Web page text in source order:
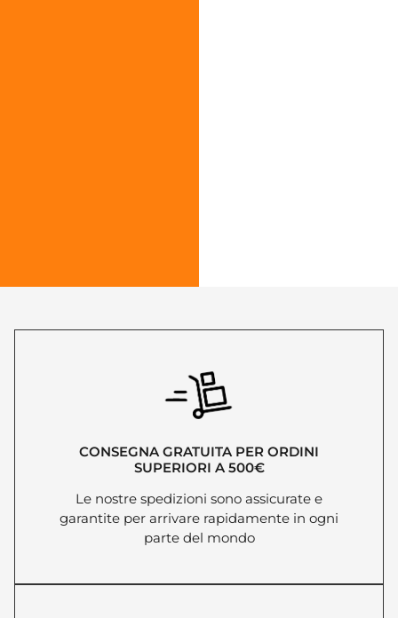
CONSEGNA GRATUITA PER ORDINI
SUPERIORI A 500€
Le nostre spedizioni sono assicurate e
garantite per arrivare rapidamente in ogni
parte del mondo